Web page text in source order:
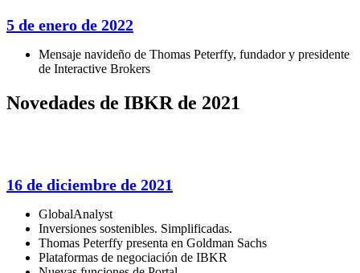
5 de enero de 2022
Mensaje navideño de Thomas Peterffy, fundador y presidente
de Interactive Brokers
Novedades de IBKR de 2021
16 de diciembre de 2021
GlobalAnalyst
Inversiones sostenibles. Simplificadas.
Thomas Peterffy presenta en Goldman Sachs
Plataformas de negociación de IBKR